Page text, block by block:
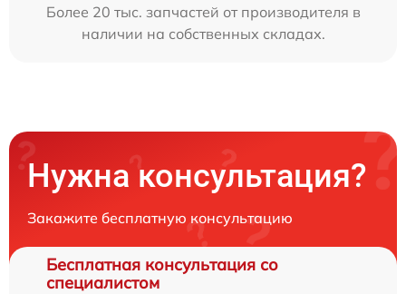
Более 20 тыс. запчастей от производителя в
наличии на собственных складах.
Нужна консультация?
Закажите бесплатную консультацию
Бесплатная консультация со
специалистом